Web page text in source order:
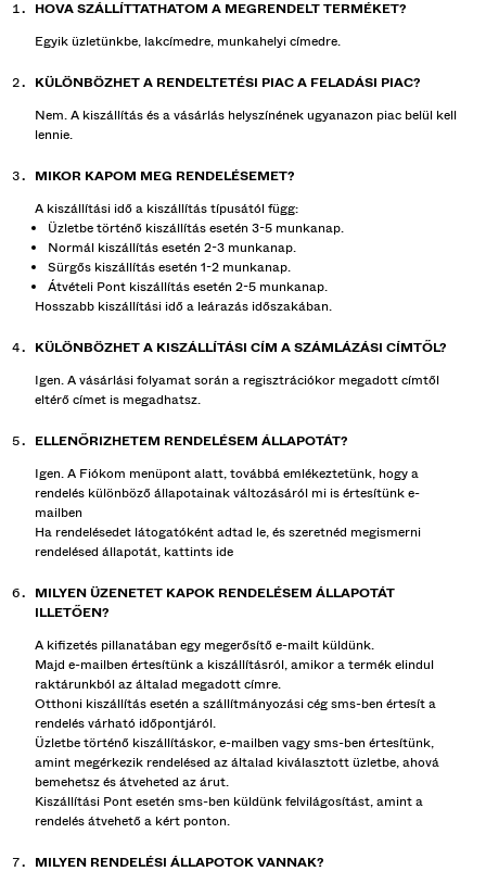
HOVA SZÁLLÍTTATHATOM A MEGRENDELT TERMÉKET?
Egyik üzletünkbe, lakcímedre, munkahelyi címedre.
KÜLÖNBÖZHET A RENDELTETÉSI PIAC A FELADÁSI PIAC?
Nem. A kiszállítás és a vásárlás helyszínének ugyanazon piac belül kell
lennie.
MIKOR KAPOM MEG RENDELÉSEMET?
A kiszállítási idő a kiszállítás típusától függ:
Üzletbe történő kiszállítás esetén 3-5 munkanap.
Normál kiszállítás esetén 2-3 munkanap.
Sürgős kiszállítás esetén 1-2 munkanap.
Átvételi Pont kiszállítás esetén 2-5 munkanap.
Hosszabb kiszállítási idő a leárazás időszakában.
KÜLÖNBÖZHET A KISZÁLLÍTÁSI CÍM A SZÁMLÁZÁSI CÍMTŐL?
Igen. A vásárlási folyamat során a regisztrációkor megadott címtől
eltérő címet is megadhatsz.
ELLENŐRIZHETEM RENDELÉSEM ÁLLAPOTÁT?
Igen. A Fiókom menüpont alatt, továbbá emlékeztetünk, hogy a
rendelés különböző állapotainak változásáról mi is értesítünk e-
mailben
Ha rendelésedet látogatóként adtad le, és szeretnéd megismerni
rendelésed állapotát, kattints ide
MILYEN ÜZENETET KAPOK RENDELÉSEM ÁLLAPOTÁT
ILLETŐEN?
A kifizetés pillanatában egy megerősítő e-mailt küldünk.
Majd e-mailben értesítünk a kiszállításról, amikor a termék elindul
raktárunkból az általad megadott címre.
Otthoni kiszállítás esetén a szállítmányozási cég sms-ben értesít a
rendelés várható időpontjáról.
Üzletbe történő kiszállításkor, e-mailben vagy sms-ben értesítünk,
amint megérkezik rendelésed az általad kiválasztott üzletbe, ahová
bemehetsz és átveheted az árut.
Kiszállítási Pont esetén sms-ben küldünk felvilágosítást, amint a
rendelés átvehető a kért ponton.
MILYEN RENDELÉSI ÁLLAPOTOK VANNAK?